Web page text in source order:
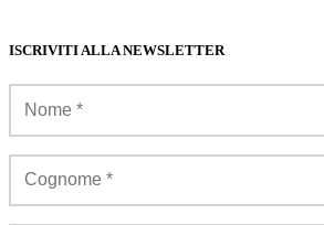
ISCRIVITI ALLA NEWSLETTER